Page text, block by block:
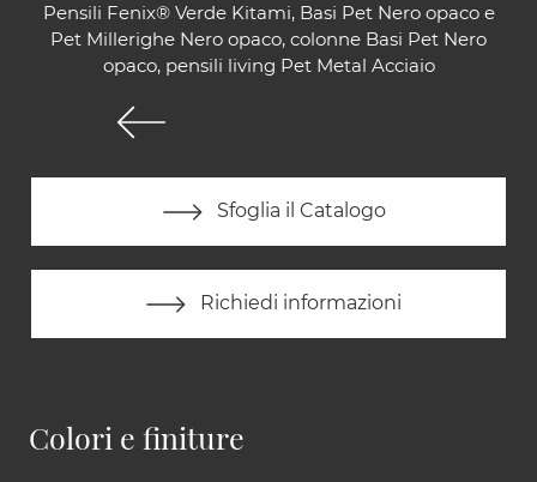
Pensili Fenix® Verde Kitami, Basi Pet Nero opaco e
Pet Millerighe Nero opaco, colonne Basi Pet Nero
opaco, pensili living Pet Metal Acciaio
Sfoglia il Catalogo
Richiedi informazioni
Colori e finiture